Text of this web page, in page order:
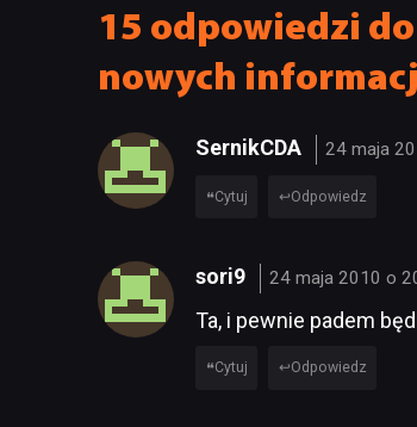
15 odpowiedzi
nowych
SernikCDA 24 maja
Cytuj Odpowiedz
sori9 24 maja 2010 o
Ta, i pewnie padem
Cytuj Odpowiedz